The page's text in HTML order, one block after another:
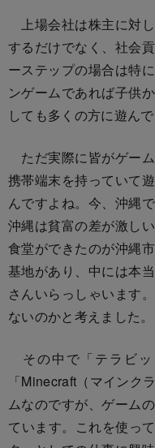
上場会社は株主に対
するだけでなく、社会
ーステップの場合は特
ンゲームであれば子供
しても多くの方に遊ん
ただ実際に皆がゲー
携帯端末を持っていて
んですよね。今、沖縄
沖縄は貧富の差が激し
食堂ができたのが沖縄
基地があり、中には本
さんいらっしゃいます
ないのかと考えました。
その中で「テラビッ
「Minecraft（マインク
ムなのですが、ゲーム
ています。これを使っ